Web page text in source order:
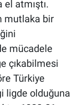
atmıştı.
mutlaka bir
mücadele
çıkabilmesi
Türkiye
ligde olduğuna